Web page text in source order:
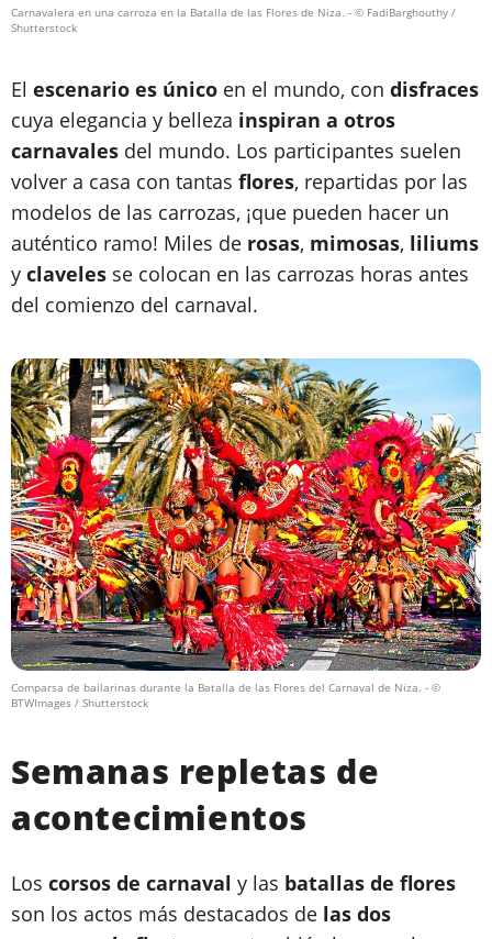
Carnavalera en una carroza en la Batalla de las Flores de Niza. - © FadiBarghouthy /
Shutterstock
El escenario es único en el mundo, con disfraces
cuya elegancia y belleza inspiran a otros
carnavales del mundo. Los participantes suelen
volver a casa con tantas flores, repartidas por las
modelos de las carrozas, ¡que pueden hacer un
auténtico ramo! Miles de rosas, mimosas, liliums
y claveles se colocan en las carrozas horas antes
del comienzo del carnaval.
Comparsa de bailarinas durante la Batalla de las Flores del Carnaval de Niza. - ©
BTWImages / Shutterstock
Semanas repletas de
acontecimientos
Los corsos de carnaval y las batallas de flores
son los actos más destacados de las dos